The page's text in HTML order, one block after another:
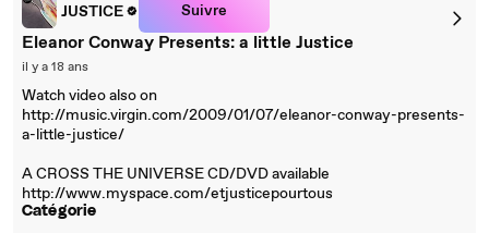
JUSTICE Suivre
Eleanor Conway Presents: a little Justice
il y a 18 ans
Watch video also on
http://music.virgin.com/2009/01/07/eleanor-conway-presents-
a-little-justice/
A CROSS THE UNIVERSE CD/DVD available
http://www.myspace.com/etjusticepourtous
Catégorie